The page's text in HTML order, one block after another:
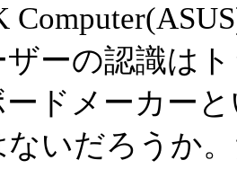
ザーの認識は
ドメーカー
いだろうか